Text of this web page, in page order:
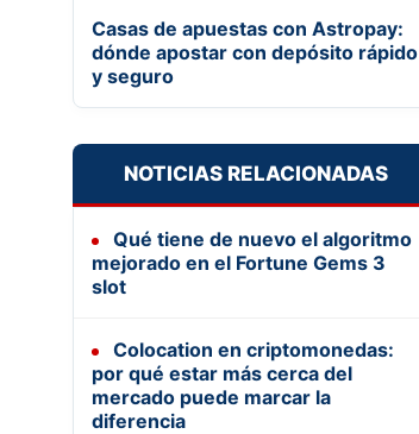
Casas de apuestas con Astropay:
dónde apostar con depósito rápido
y seguro
NOTICIAS RELACIONADAS
Qué tiene de nuevo el algoritmo
mejorado en el Fortune Gems 3
slot
Colocation en criptomonedas:
por qué estar más cerca del
mercado puede marcar la
diferencia